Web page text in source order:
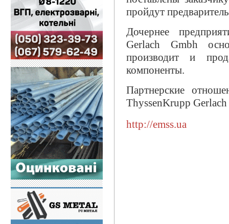
пройдут
Дочернее
Gerlaсh Gmbh
производит и
компоненты.
Партнерские
ThyssenKrupp
http://emss.ua